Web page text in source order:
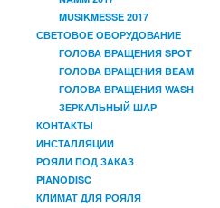
MUSIKMESSE 2017
СВЕТОВОЕ ОБОРУДОВАНИЕ
ГОЛОВА ВРАЩЕНИЯ SPOT
ГОЛОВА ВРАЩЕНИЯ BEAM
ГОЛОВА ВРАЩЕНИЯ WASH
ЗЕРКАЛЬНЫЙ ШАР
КОНТАКТЫ
ИНСТАЛЛЯЦИИ
РОЯЛИ ПОД ЗАКАЗ
PIANODISC
КЛИМАТ ДЛЯ РОЯЛЯ